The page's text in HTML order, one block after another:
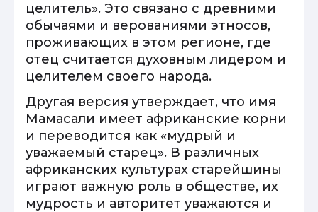
целитель». Это связано с древними
обычаями и верованиями этносов,
проживающих в этом регионе, где
отец считается духовным лидером и
целителем своего народа.
Другая версия утверждает, что имя
Мамасали имеет африканские корни
и переводится как «мудрый и
уважаемый старец». В различных
африканских культурах старейшины
играют важную роль в обществе, их
мудрость и авторитет уважаются и